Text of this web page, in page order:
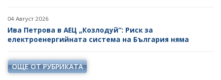
04 Август 2026
Ива Петрова в АЕЦ „Козлодуй“: Риск за
електроенергийната система на България няма
ОЩЕ ОТ РУБРИКАТА